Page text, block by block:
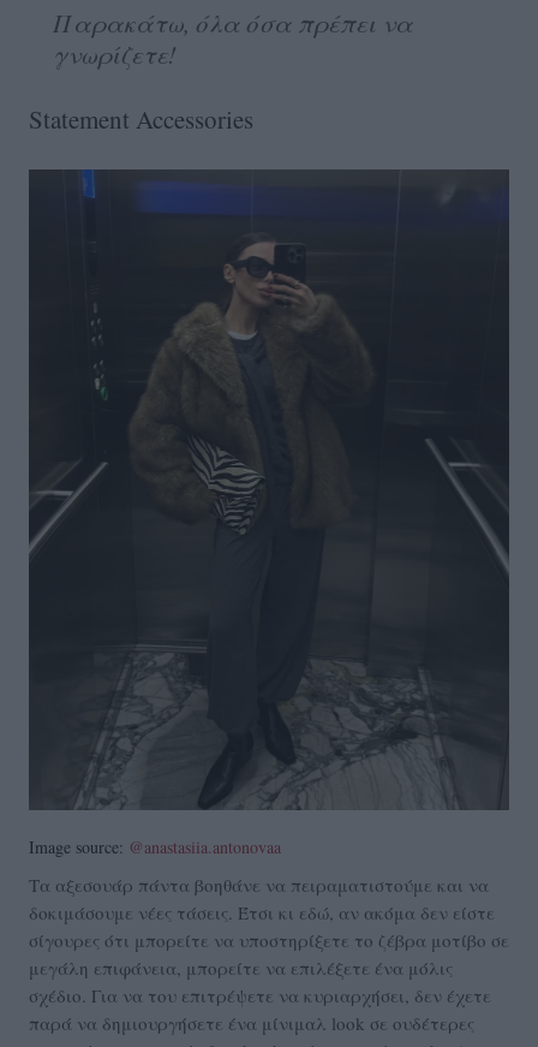
Παρακάτω, όλα όσα πρέπει να
γνωρίζετε!
Statement Accessories
Image source: @anastasiia.antonovaa
Τα αξεσουάρ πάντα βοηθάνε να πειραματιστούμε και να
δοκιμάσουμε νέες τάσεις. Έτσι κι εδώ, αν ακόμα δεν είστε
σίγουρες ότι μπορείτε να υποστηρίξετε το ζέβρα μοτίβο σε
μεγάλη επιφάνεια, μπορείτε να επιλέξετε ένα μόλις
σχέδιο. Για να του επιτρέψετε να κυριαρχήσει, δεν έχετε
παρά να δημιουργήσετε ένα μίνιμαλ look σε ουδέτερες